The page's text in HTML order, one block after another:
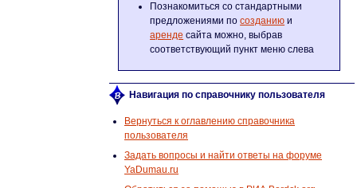
Познакомиться со стандартными
предложениями посозданию и
аренде сайта можно, выбрав
соответствующий пункт меню слева
Навигация по справочнику пользователя
Вернуться к оглавлению справочника
пользователя
Задать вопросы и найти ответы на форуме
YaDumau.ru